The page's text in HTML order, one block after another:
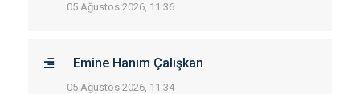
05 Ağustos 2026, 11:36
Emine Hanım Çalışkan
05 Ağustos 2026, 11:34